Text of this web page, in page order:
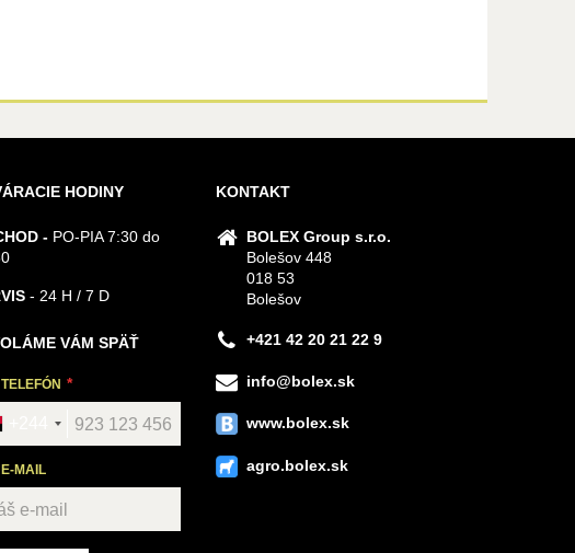
HODINY
- PO-PIA 7:30 do
- 24 H / 7 D
VÁM SPÄŤ
MAIL
KONTAKT
BOLEX Group s.r.o.
Bolešov 448
018 53
Bolešov
+421 42 20 21 22 9
info@bolex.sk
www.bolex.sk
agro.bolex.sk